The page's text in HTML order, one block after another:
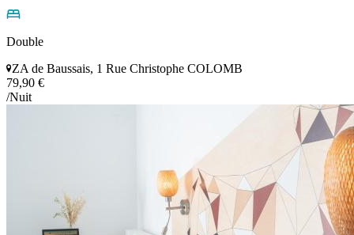
Double
ZA de Baussais, 1 Rue Christophe COLOMB
79,90 €
/Nuit